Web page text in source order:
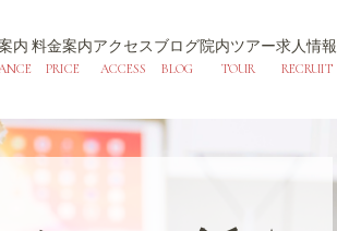
内 料金案内
PRICE
アクセス
ACCESS
ブログ
BLOG
院内ツアー
TOUR
求人情報
RECRUIT